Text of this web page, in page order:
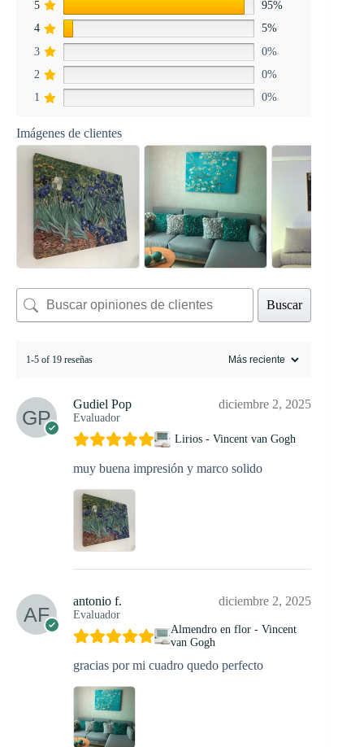
5
95%
4
5%
3
0%
2
0%
1
0%
Imágenes de clientes
Buscar
1-5 of 19 reseñas
Gudiel Pop
Evaluador
diciembre 2, 2025
Lirios - Vincent van Gogh
muy buena impresión y marco solido
antonio f.
Evaluador
diciembre 2, 2025
Almendro en flor - Vincent
van Gogh
gracias por mi cuadro quedo perfecto